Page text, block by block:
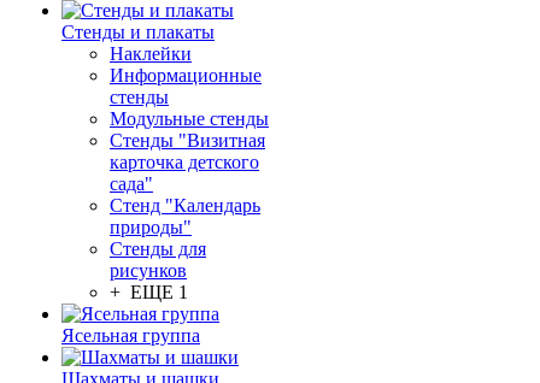
Стенды и плакаты
Наклейки
Информационные
стенды
Модульные стенды
Стенды "Визитная
карточка детского
сада"
Стенд "Календарь
природы"
Стенды для
рисунков
+ ЕЩЕ 1
Ясельная группа
Шахматы и шашки